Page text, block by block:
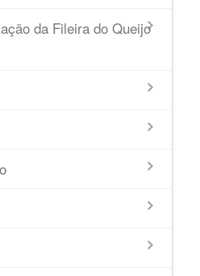
da Fileira do Queijo